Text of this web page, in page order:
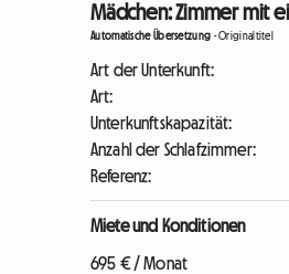
Mädchen: Zimmer mit
Automatische Übersetzung -Originaltitel
Art der Unterkunft:
Art:
Unterkunftskapazität:
Anzahl der Schlafzimmer:
Referenz:
Miete und Konditionen
695 € / Monat